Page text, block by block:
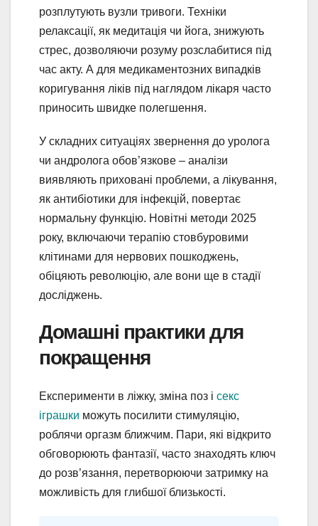
розплутують вузли тривоги. Техніки
релаксації, як медитація чи йога, знижують
стрес, дозволяючи розуму розслабитися під
час акту. А для медикаментозних випадків
коригування ліків під наглядом лікаря часто
приносить швидке полегшення.
У складних ситуаціях звернення до уролога
чи андролога обов’язкове – аналізи
виявляють приховані проблеми, а лікування,
як антибіотики для інфекцій, повертає
нормальну функцію. Новітні методи 2025
року, включаючи терапію стовбуровими
клітинами для нервових пошкоджень,
обіцяють революцію, але вони ще в стадії
досліджень.
Домашні практики для
покращення
Експерименти в ліжку, зміна поз і секс
іграшки можуть посилити стимуляцію,
роблячи оргазм ближчим. Пари, які відкрито
обговорюють фантазії, часто знаходять ключ
до розв’язання, перетворюючи затримку на
можливість для глибшої близькості.